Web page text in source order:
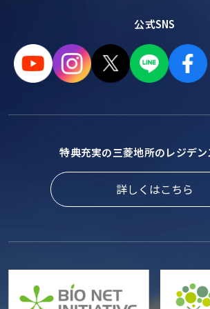
公式SNS
特典充実の三菱地所のレジデ
詳しくはこちら